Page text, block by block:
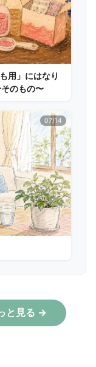
用」にはなり
のもの〜
07/14
と見る →